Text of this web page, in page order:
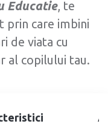
Educatie, te
prin care imbini
de viata cu
al copilului tau.